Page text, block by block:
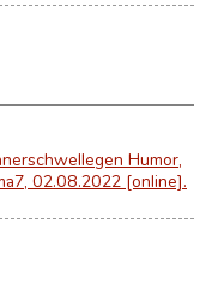
Humor,
02.08.2022 [online].